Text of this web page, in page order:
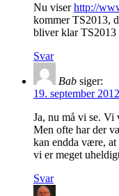
Nu viserhttp://
kommer TS2013,
bliver klar TS2013
Svar
Bab siger:
19. september
Ja, nu må vi se. Vi
Men ofte har der
kan endda være,
vi er meget
Svar